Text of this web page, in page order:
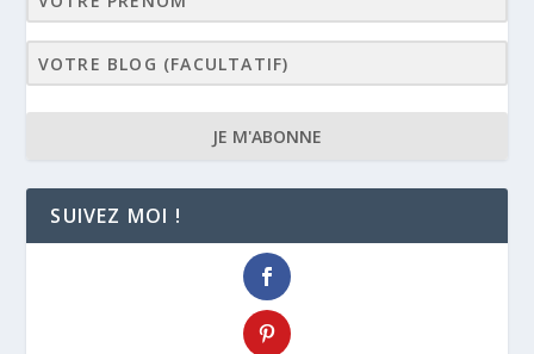
JE M'ABONNE
SUIVEZ MOI !